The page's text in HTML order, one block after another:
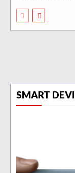
SMART